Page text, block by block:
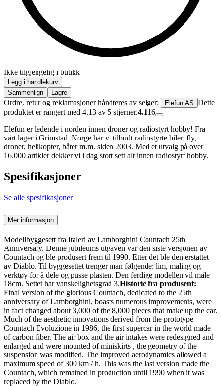
Ikke tilgjengelig i butikk
Legg i handlekurv
Sammenlign
Lagre
Ordre, retur og reklamasjoner håndteres av selger: Elefun AS Dette
produktet er rangert med 4.13 av 5 stjerner.4.116
Elefun er ledende i norden innen droner og radiostyrt hobby! Fra
vårt lager i Grimstad, Norge har vi tilbudt radiostyrte biler, fly,
droner, helikopter, båter m.m. siden 2003. Med et utvalg på over
16.000 artikler dekker vi i dag stort sett alt innen radiostyrt hobby.
Spesifikasjoner
Se alle spesifikasjoner
Mer informasjon
Modellbyggesett fra Italeri av Lamborghini Countach 25th
Anniversary. Denne jubileums utgaven var den siste versjonen av
Countach og ble produsert frem til 1990. Etter det ble den erstattet
av Diablo. Til byggesettet trenger man følgende: lim, maling og
verktøy for å dele og pusse plasten. Den ferdige modellen vil måle
18cm. Settet har vanskelighetsgrad 3.Historie fra produsent:
Final version of the glorious Countach, dedicated to the 25th
anniversary of Lamborghini, boasts numerous improvements, were
in fact changed about 3,000 of the 8,000 pieces that make up the car.
Much of the aesthetic innovations derived from the prototype
Countach Evoluzione in 1986, the first supercar in the world made
of carbon fiber. The air box and the air intakes were redesigned and
enlarged and were mounted of miniskirts , the geometry of the
suspension was modified. The improved aerodynamics allowed a
maximum speed of 300 km / h. This was the last version made the
Countach, which remained in production until 1990 when it was
replaced by the Diablo.